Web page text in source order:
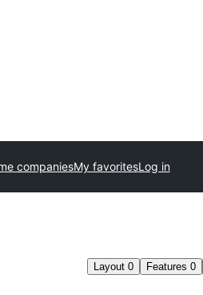
companiesMy favoritesLog in
Layout 0 Features 0